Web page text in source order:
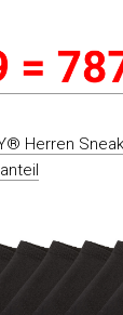
Herren